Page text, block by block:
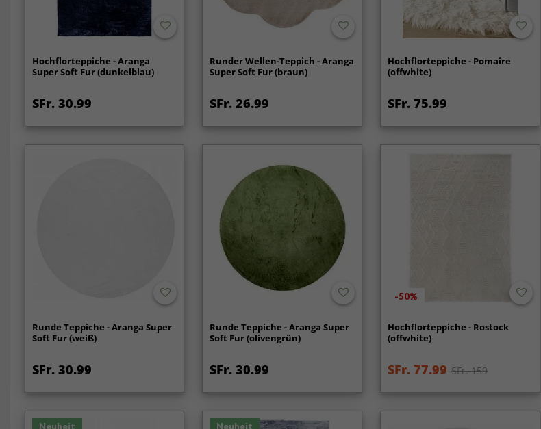
Hochflorteppiche - Aranga
Super Soft Fur (dunkelblau)
SFr. 30.99
Runder Wellen-Teppich - Aranga
Super Soft Fur (braun)
SFr. 26.99
Hochflorteppiche - Pomaire
(offwhite)
SFr. 75.99
Runde Teppiche - Aranga Super
Soft Fur (weiß)
SFr. 30.99
Runde Teppiche - Aranga Super
Soft Fur (olivengrün)
SFr. 30.99
-50%
Hochflorteppiche - Rostock
(offwhite)
SFr. 77.99 SFr. 159
Neuheit Neuheit